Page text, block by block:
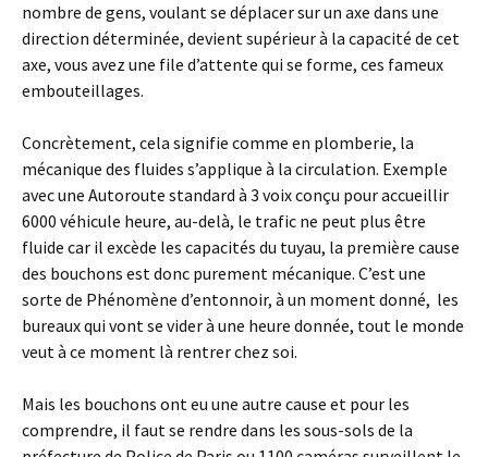
nombre de gens, voulant se déplacer sur un axe dans une
direction déterminée, devient supérieur à la capacité de cet
axe, vous avez une file d’attente qui se forme, ces fameux
embouteillages.
Concrètement, cela signifie comme en plomberie, la
mécanique des fluides s’applique à la circulation. Exemple
avec une Autoroute standard à 3 voix conçu pour accueillir
6000 véhicule heure, au-delà, le trafic ne peut plus être
fluide car il excède les capacités du tuyau, la première cause
des bouchons est donc purement mécanique. C’est une
sorte de Phénomène d’entonnoir, à un moment donné, les
bureaux qui vont se vider à une heure donnée, tout le monde
veut à ce moment là rentrer chez soi.
Mais les bouchons ont eu une autre cause et pour les
comprendre, il faut se rendre dans les sous-sols de la